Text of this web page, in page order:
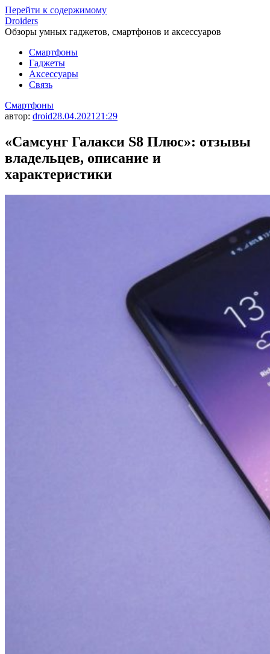
Перейти к содержимому
Droiders
Обзоры умных гаджетов, смартфонов и аксессуаров
Смартфоны
Гаджеты
Аксессуары
Связь
Смартфоны
автор: droid28.04.2021 21:29
«Самсунг Галакси S8 Плюс»: отзывы
владельцев, описание и
характеристики